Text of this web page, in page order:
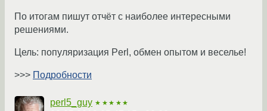
По итогам пишут отчёт с наиболее интересными
решениями.
Цель: популяризация Perl, обмен опытом и веселье!
>>> Подробности
perl5_guy ★★★★★